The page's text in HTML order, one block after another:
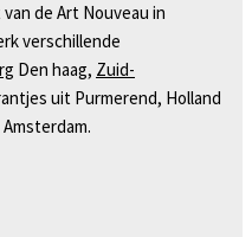
de Art Nouveau in
verschillende
Den haag, Zuid-
uit Purmerend, Holland